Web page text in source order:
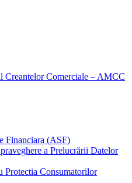
Creantelor Comerciale – AMCC
Financiara (ASF)
a Prelucrării Datelor
Protectia Consumatorilor